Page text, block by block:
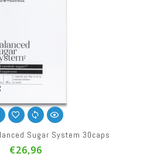
Sugar System 30caps
€26,96